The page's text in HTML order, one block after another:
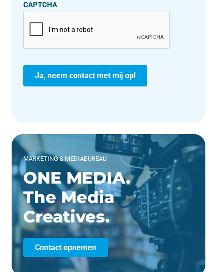
CAPTCHA
MARKETING & MEDIABUREAU
ONE MEDIA.
The Media
Creatives.
Contact opnemen